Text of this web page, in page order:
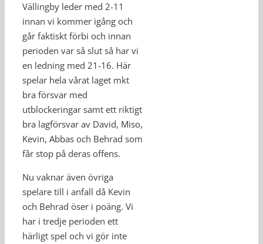
Vällingby leder med 2-11
innan vi kommer igång och
går faktiskt förbi och innan
perioden var så slut så har vi
en ledning med 21-16. Här
spelar hela vårat laget mkt
bra försvar med
utblockeringar samt ett riktigt
bra lagförsvar av David, Miso,
Kevin, Abbas och Behrad som
får stop på deras offens.
Nu vaknar även övriga
spelare till i anfall då Kevin
och Behrad öser i poäng. Vi
har i tredje perioden ett
härligt spel och vi gör inte